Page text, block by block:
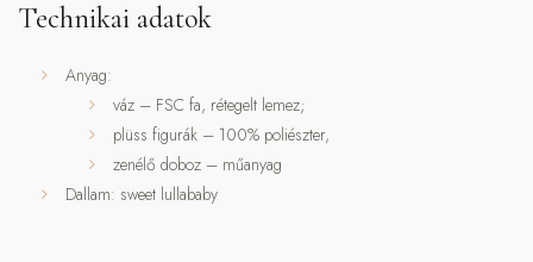
Technikai adatok
Anyag:
váz – FSC fa, rétegelt lemez;
plüss figurák – 100% poliészter,
zenélő doboz – műanyag
Dallam: sweet lullababy